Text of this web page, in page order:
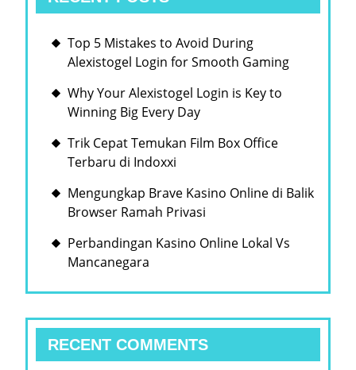
Top 5 Mistakes to Avoid During
Alexistogel Login for Smooth Gaming
Why Your Alexistogel Login is Key to
Winning Big Every Day
Trik Cepat Temukan Film Box Office
Terbaru di Indoxxi
Mengungkap Brave Kasino Online di Balik
Browser Ramah Privasi
Perbandingan Kasino Online Lokal Vs
Mancanegara
RECENT COMMENTS